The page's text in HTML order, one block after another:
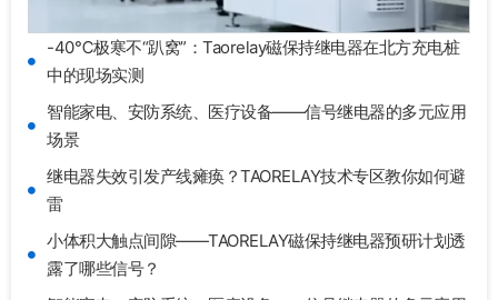
-40℃极寒不“趴窝”：Taorelay磁保持继电器在北方充电桩
中的现场实测
智能家电、安防系统、医疗设备——信号继电器的多元应用
场景
继电器失效引发产线瘫痪？TAORELAY技术专区教你如何避
雷
小体积大触点间隙——TAORELAY磁保持继电器预研计划透
露了哪些信号？